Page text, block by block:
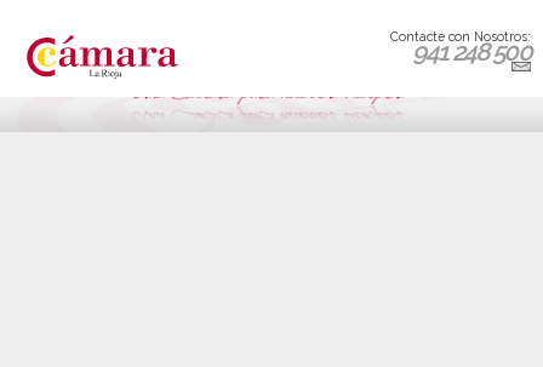
Contacte con Nosotros:
941 248 500